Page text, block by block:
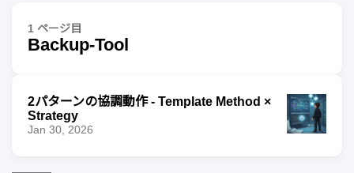
1 ページ目
Backup-Tool
2パターンの協調動作 - Template Method ×
Strategy
Jan 30, 2026